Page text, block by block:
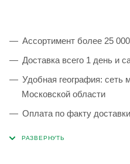
Ассортимент более 25
Доставка всего 1 день и
Удобная география: сеть
Московской области
Оплата по факту доставки